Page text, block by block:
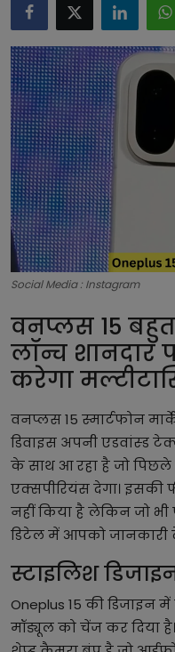
टेक्नोलॉजी
लाइफस्टाइल
बिजनेस
Social Media : Instagram
वनप्लस 15
लॉन्च शानदार
करेगा
वनप्लस 15 स्मार्टफोन
डिवाइस अपनी एडवांस्ड
के साथ आ रहा है जो पिछले
एक्सपीरियंस देगा। इसकी
नहीं किया है लेकिन जो
डिटेल में आपको जानकारी
स्टाइलिश
Oneplus 15 की
मॉड्यूल को चेंज कर दिया